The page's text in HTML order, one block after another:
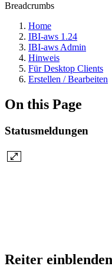
Breadcrumbs
Home
IBI-aws 1.24
IBI-aws Admin
Hinweis
Für Desktop Clients
Erstellen / Bearbeiten
On this Page
Statusmeldungen
Reiter einblenden